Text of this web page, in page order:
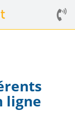
ligne